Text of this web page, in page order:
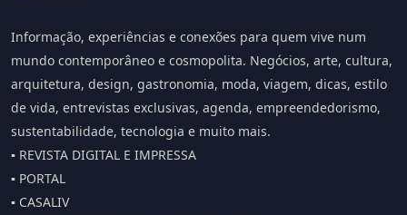
Informação, experiências e conexões para quem vive num
mundo contemporâneo e cosmopolita. Negócios, arte, cultura,
arquitetura, design, gastronomia, moda, viagem, dicas, estilo
de vida, entrevistas exclusivas, agenda, empreendedorismo,
sustentabilidade, tecnologia e muito mais.
▪️ REVISTA DIGITAL E IMPRESSA
▪️ PORTAL
▪️ CASALIV